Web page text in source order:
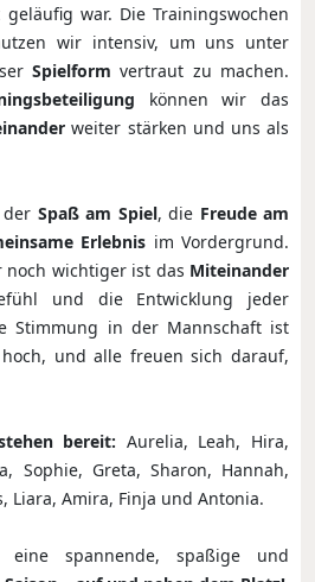
war. Die Trainingswochen
wir intensiv, um uns unter
Spielform vertraut zu machen.
können wir das
weiter stärken und uns als
Spaß am Spiel, die Freude am
Erlebnis im Vordergrund.
noch wichtiger ist das Miteinander
und die Entwicklung jeder
Stimmung in der Mannschaft ist
und alle freuen sich darauf,
bereit: Aurelia, Leah, Hira,
Sophie, Greta, Sharon, Hannah,
Liara, Amira, Finja und Antonia.
spannende, spaßige und